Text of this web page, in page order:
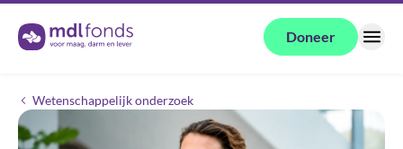
Terug naar de homepage Doneer
Wetenschappelijk onderzoek
Voor onderzoekers